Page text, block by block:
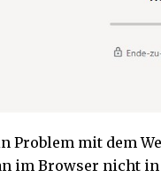
Problem mit dem
im Browser nicht